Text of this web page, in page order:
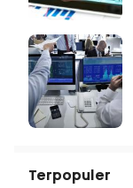
Terpopuler